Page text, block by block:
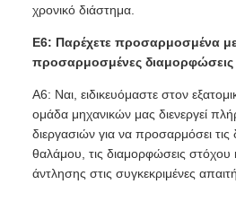
χρονικό διάστημα.
Ε6: Παρέχετε προσαρμοσμένα
προσαρμοσμένες
A6: Ναι, ειδικευόμαστε στον
ομάδα μηχανικών μας διενεργεί
διεργασιών για να προσαρμόσει τις
θαλάμου, τις διαμορφώσεις στόχου
άντλησης στις συγκεκριμένες